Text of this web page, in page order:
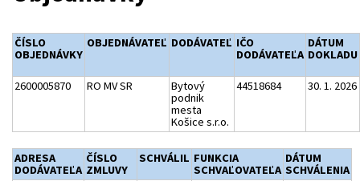
ČÍSLO
OBJEDNÁVKY
OBJEDNÁVATEĽ DODÁVATEĽ IČO
DODÁVATEĽA
DÁTUM
DOKLADU
2600005870 RO MV SR
Bytový
podnik
mesta
Košice s.r.o.
44518684 30. 1. 2026
ADRESA
DODÁVATEĽA
ČÍSLO
ZMLUVY
SCHVÁLIL FUNKCIA
SCHVAĽOVATEĽA
DÁTUM
SCHVÁLENIA